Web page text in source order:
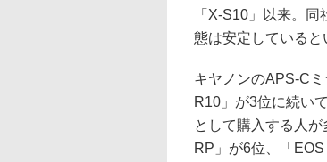
「X-S10」以来。
態は安定していると
キヤノンのAPS-C
R10」が3位に続い
として購入する人
RP」が6位、「